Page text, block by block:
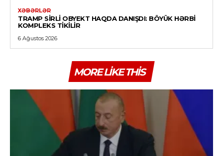
XƏBƏRLƏR
TRAMP SIRLI OBYEKT HAQDA DANIŞDI: BÖYÜK HƏRBI
KOMPLEKS TIKILIR
6 Ağustos 2026
MORE LIKE THIS